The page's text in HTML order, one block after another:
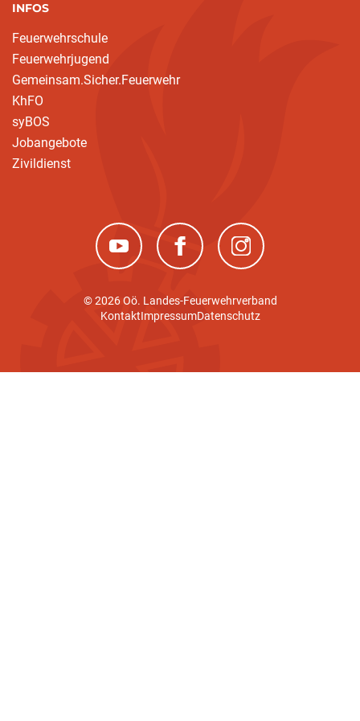
INFOS
Feuerwehrschule
Feuerwehrjugend
Gemeinsam.Sicher.Feuerwehr
KhFO
syBOS
Jobangebote
Zivildienst
(neues Fenster)(neues Fenster)(neues Fenster)
© 2026 Oö. Landes-Feuerwehrverband
KontaktImpressumDatenschutz